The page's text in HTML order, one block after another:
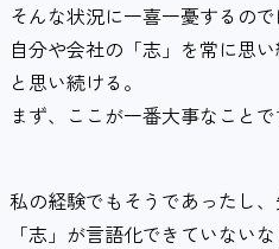
そんな状況に一喜一憂するので
自分や会社の「志」を常に思
と思い続ける。
まず、ここが一番大事なことで
私の経験でもそうであったし
「志」が言語化できていない